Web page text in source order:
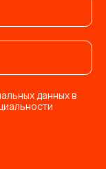
данных в